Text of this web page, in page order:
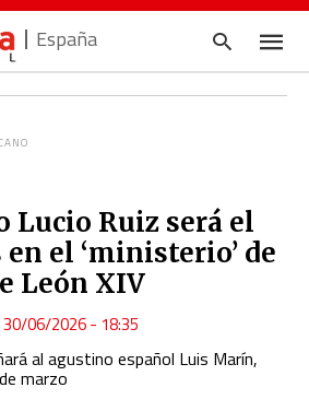
España
pulsa
en
Lucio Ruiz será el
el ‘ministerio’ de
León XIV
30/06/2026 - 18:35
al agustino español Luis Marín,
marzo